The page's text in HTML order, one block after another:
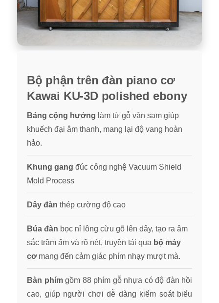
Bộ phận trên đàn piano cơ
Kawai KU-3D polished ebony
Bảng cộng hưởng làm từ gỗ vân sam giúp
khuếch đại âm thanh, mang lại độ vang hoàn
hảo.
Khung gang đúc công nghệ Vacuum Shield
Mold Process
Dây đàn thép cường độ cao
Búa đàn bọc nỉ lông cừu gõ lên dây, tạo ra âm
sắc trầm ấm và rõ nét, truyền tải qua bộ máy
cơmang đến cảm giác phím nhạy mượt mà.
Bàn phímgồm 88 phím gỗ nhựa có độ đàn hồi
cao, giúp người chơi dễ dàng kiểm soát biểu